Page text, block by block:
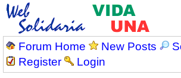
Forum Home New Posts
Register
Login